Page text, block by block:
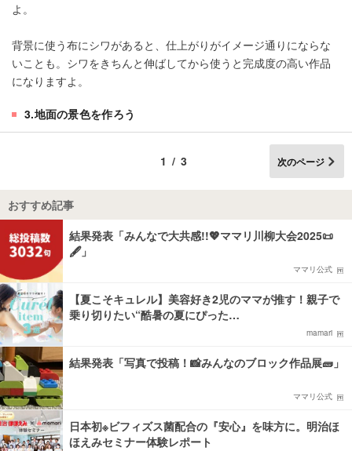
よ。
背景に使う布にシワがあると、仕上がりがイメージ通りにならな
いことも。シワをきちんと伸ばしてから使うと完成度の高い作品
になりますよ。
3.地面の景色を作ろう
1/3 次のページ
おすすめ記事
結果発表「みんなで大共感!!💖ママリ川柳大会2025📜
🖋️」
ママリ公式
【夏こそキュレル】美容好き2児のママが推す！親子で
乗り切りたい“酷暑の夏にぴった…
mamari
結果発表「写真で投稿！📸みんなのブロック作品展🧱」
ママリ公式
日本初※ビフィズス菌配合の『安心』を味方に。明治ほ
ほえみセミナー体験レポート